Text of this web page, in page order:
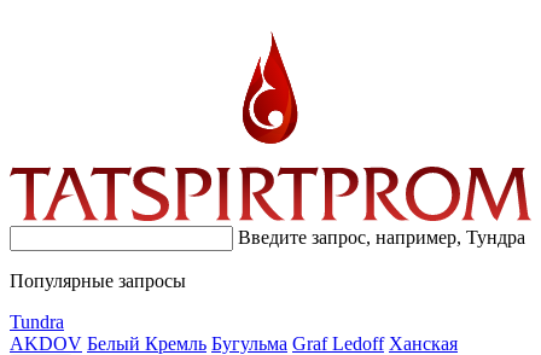
Введите запрос, например, Тундра
Популярные запросы
Tundra
AKDOV Белый Кремль Бугульма Graf Ledoff Ханская